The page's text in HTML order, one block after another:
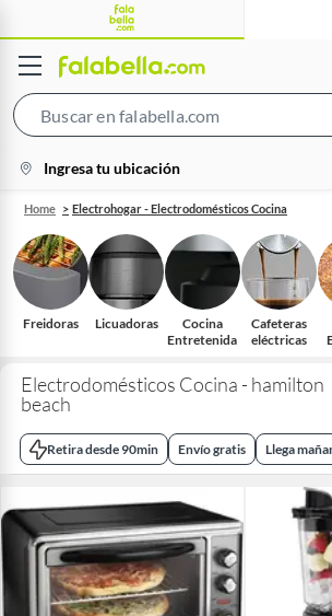
Bar
location-
icon
Ingresa tu ubicación
Home Electrohogar - Electrodomésticos Cocina
Freidoras Licuadoras
Cocina
Entretenida
Cafeteras
eléctricas
Electrodomésticos Cocina - hamilton
beach
Retira desde 90min Envío gratis Llega